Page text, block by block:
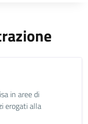
in aree di
erogati alla